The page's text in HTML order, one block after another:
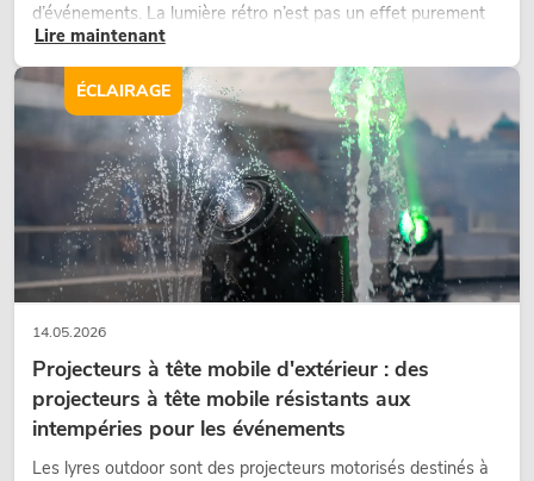
d’événements. La lumière rétro n’est pas un effet purement
nostalgique, mais un outil de conception utilisé de manière
ciblée : elle crée une atmosphère, donne du caractère aux
scènes et peut rendre les configurations LED techniques plus
émotionnelles.
Lire maintenant
14.05.2026
Projecteurs à tête mobile d'extérieur : des
projecteurs à tête mobile résistants aux
intempéries pour les événements
Les lyres outdoor sont des projecteurs motorisés destinés à
ÉCLAIRAGE